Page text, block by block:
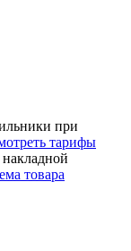
при
тарифы
товара